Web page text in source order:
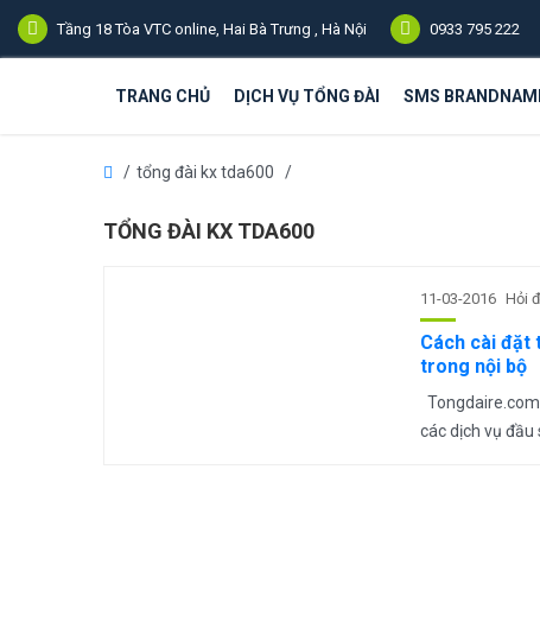
Tầng 18 Tòa VTC online, Hai Bà Trưng , Hà Nội 0933 795 222
TRANG CHỦ DỊCH VỤ TỔNG ĐÀI SMS
tổng đài kx tda600
TỔNG ĐÀI KX TDA600
11-03-2016 Hỏi
Cách cài đặt
trong nội bộ
các dịch vụ đầu